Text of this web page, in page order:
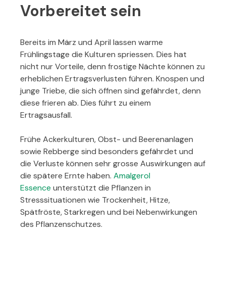
Vorbereitet sein
Bereits im März und April lassen warme
Frühlingstage die Kulturen spriessen. Dies hat
nicht nur Vorteile, denn frostige Nächte können zu
erheblichen Ertragsverlusten führen. Knospen und
junge Triebe, die sich öffnen sind gefährdet, denn
diese frieren ab. Dies führt zu einem
Ertragsausfall.
Frühe Ackerkulturen, Obst- und Beerenanlagen
sowie Rebberge sind besonders gefährdet und
die Verluste können sehr grosse Auswirkungen auf
die spätere Ernte haben. Amalgerol
Essence unterstützt die Pflanzen in
Stresssituationen wie Trockenheit, Hitze,
Spätfröste, Starkregen und bei Nebenwirkungen
des Pflanzenschutzes.